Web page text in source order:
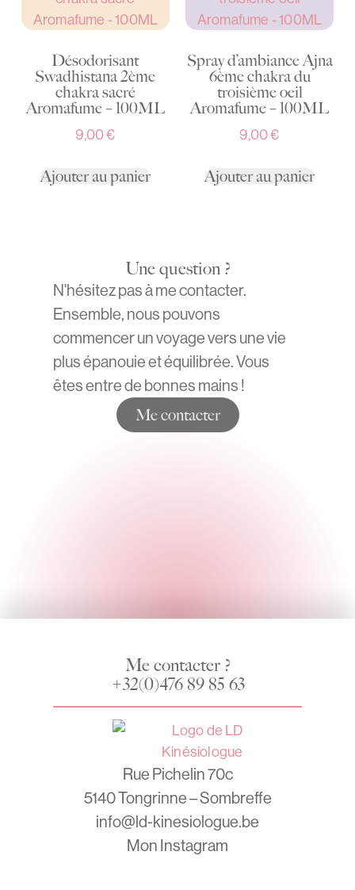
Désodorisant
Swadhistana 2ème
chakra sacré
Aromafume – 100ML
9,00€
Ajouter au panier
Spray d’ambiance Ajna
6ème chakra du
troisième oeil
Aromafume – 100ML
9,00€
Ajouter au panier
Une question ?
N'hésitez pas à me contacter.
Ensemble, nous pouvons
commencer un voyage vers une vie
plus épanouie et équilibrée. Vous
êtes entre de bonnes mains !
Me contacter
Me contacter ?
+32(0)476 89 85 63
Rue Pichelin 70c
5140 Tongrinne – Sombreffe
info@ld-kinesiologue.be
Mon Instagram